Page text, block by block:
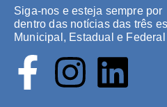
Siga-nos e esteja sempre por
dentro das notícias das três
Municipal, Estadual e Federal